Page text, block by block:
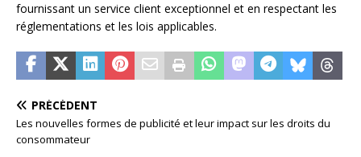
fournissant un service client exceptionnel et en respectant les
réglementations et les lois applicables.
PRÉCÉDENT
Les nouvelles formes de publicité et leur impact sur les droits du
consommateur